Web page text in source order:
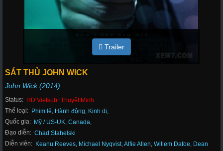
Trailer
SÁT THỦ JOHN WICK
John Wick (2014)
Status: HD Vietsub+Thuyết Minh
Thể loại: Phim lẻ, Hành động, Kinh dị,
Quốc gia: Mỹ / US-UK, Canada,
Đạo diễn: Chad Stahelski
Diễn viên: Keanu Reeves, Michael Nyqvist,Alfie Allen, Willem Dafoe, Dean